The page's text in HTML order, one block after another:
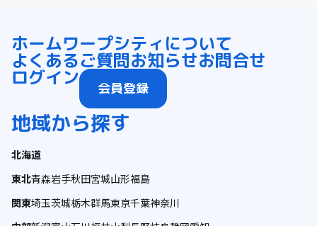
ホームワープシティについて
よくあるご質問お知らせお問合せ
ログイン 会員登録
地域から探す
北海道
東北青森岩手秋田宮城山形福島
関東埼玉茨城栃木群馬東京千葉神奈川